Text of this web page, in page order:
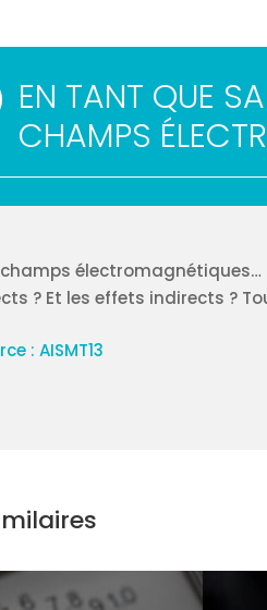
EN TANT QUE
CHAMPS
champs électromagnétiques…
? Et les effets indirects ?
: AISMT13